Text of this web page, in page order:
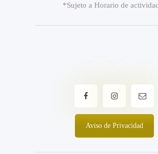
*Sujeto a Horario de
Aviso de Privacidad